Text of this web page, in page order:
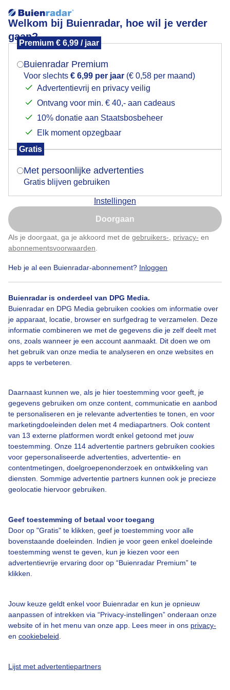
Welkom bij Buienradar, hoe wil je verder
gaan?
Premium € 6,99 / jaar
Buienradar Premium
Voor slechts € 6,99 per jaar (€ 0,58 per maand)
Advertentievrij en privacy veilig
Ontvang voor min. € 40,- aan cadeaus
10% donatie aan Staatsbosbeheer
Elk moment opzegbaar
Gratis
Met persoonlijke advertenties
Gratis blijven gebruiken
Instellingen
Doorgaan
Als je doorgaat, ga je akkoord met de gebruikers- privacy- en
abonnementsvoorwaarden
Heb je al een Buienradar-abonnement? Inloggen
Buienradar is onderdeel van DPG Media.
Buienradar en DPG Media gebruiken cookies om informatie over
je apparaat, locatie, browser en surfgedrag te verzamelen. Deze
informatie combineren we met de gegevens die je zelf deelt met
ons, zoals wanneer je een account aanmaakt. Dit doen we om
het gebruik van onze media te analyseren en onze websites en
apps te verbeteren.
Daarnaast kunnen we, als je hier toestemming voor geeft, je
gegevens gebruiken om onze content, communicatie en aanbod
te personaliseren en je relevante advertenties te tonen, en voor
marketingdoeleinden delen met 4 mediapartners. Ook content
van 13 externe platformen wordt enkel getoond met jouw
toestemming. Onze 114 advertentie partners gebruiken cookies
voor gepersonaliseerde advertenties, advertentie- en
contentmetingen, doelgroepenonderzoek en ontwikkeling van
diensten. Sommige advertentie partners kunnen ook je precieze
geolocatie hiervoor gebruiken.
Geef toestemming of betaal voor toegang
Door op "Gratis" te klikken, geef je toestemming voor alle
bovenstaande doeleinden. Indien je voor geen enkel doeleinde
toestemming wenst te geven, kun je kiezen voor een
advertentievrije ervaring door op “Buienradar Premium” te
klikken.
Jouw keuze geldt enkel voor Buienradar en kun je opnieuw
aanpassen of intrekken via “Privacy-instellingen” onderaan onze
website of in het menu van onze app. Lees meer in ons privacy-
en cookiebeleid
Lijst met advertentiepartners
halo
toenemende hoge bewolking met halovorming
vanmiddag
Door: ben Saanen Gemaakt: 21-05-2025, 62x bekeken
Halo Zon Wolken
Bekijk slideshow
Een moment geduld aub...
Over Buienradar
Bedrijfsgegevens
Veelgestelde vragen
Contact
Toegankelijkheid
Adverteren
Buienradar Team
Privacy beleid
Mogen we je locatie gebruiken voor het
Indien je hier nog geen akkoord op hebt gegeven,
verschijnt er zo een pop-up uit je browser waarin
Is goed, toon de popup
Nu niet, misschien later
Klik hierom dit aan te passen